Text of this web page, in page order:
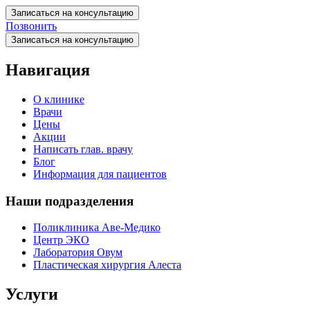
Записаться на консультацию
Позвонить
Записаться на консультацию
Навигация
О клинике
Врачи
Цены
Акции
Написать глав. врачу
Блог
Информация для пациентов
Наши подразделения
Поликлиника Аве-Медико
Центр ЭКО
Лаборатория Овум
Пластическая хирургия Алеста
Услуги